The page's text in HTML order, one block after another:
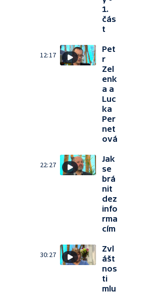
1.
čás
t
12:17
Pet
r
Zel
enk
a a
Luc
ka
Per
net
ová
22:27
Jak
se
brá
nit
dez
info
rma
cím
30:27
Zvl
ášt
nos
ti
mlu